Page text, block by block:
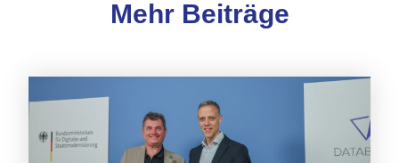
Mehr Beiträge